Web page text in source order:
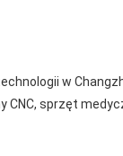
w
CNC, sprzęt